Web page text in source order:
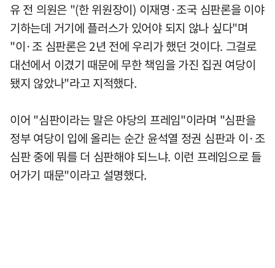
유 전 의원은 "(한 위원장이) 이재명·조국 심판론을 이야
기하는데 거기에 플러스가 있어야 되지 않나 싶다"며
"이·조 심판론은 2년 전에 우리가 했던 것이다. 그걸로
대선에서 이겼기 때문에 무한 책임을 가진 집권 여당이
됐지 않았나"라고 지적했다.
이어 "심판이라는 말은 야당의 프레임"이라며 "심판을
정부 여당이 입에 올리는 순간 윤석열 정권 심판과 이·조
심판 중에 뭐를 더 심판해야 되느냐. 이런 프레임으로 들
어가기 때문"이라고 설명했다.